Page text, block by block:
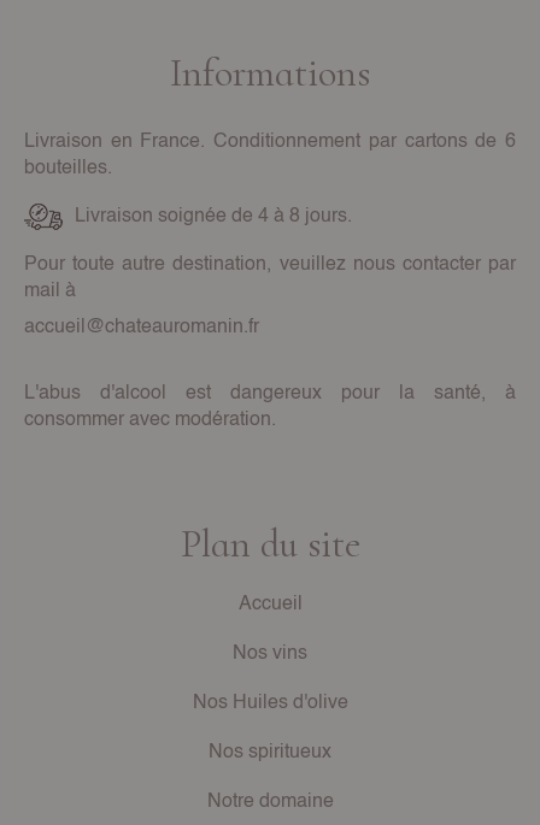
Informations
Livraison en France. Conditionnement par cartons de 6
bouteilles.
Livraison soignée de 4 à 8 jours.
Pour toute autre destination, veuillez nous contacter par
mail à
accueil@chateauromanin.fr
L'abus d'alcool est dangereux pour la santé, à
consommer avec modération.
Plan du site
Accueil
Nos vins
Nos Huiles d'olive
Nos spiritueux
Notre domaine